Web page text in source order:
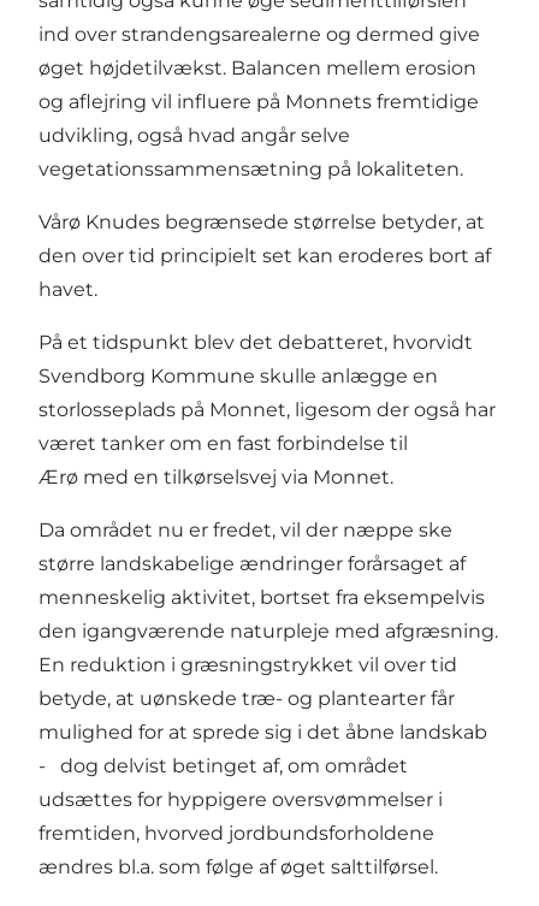
ind over strandengsarealerne og dermed give
øget højdetilvækst. Balancen mellem erosion
og aflejring vil influere på Monnets fremtidige
udvikling, også hvad angår selve
vegetationssammensætning på lokaliteten.
Vårø Knudes begrænsede størrelse betyder, at
den over tid principielt set kan eroderes bort af
havet.
På et tidspunkt blev det debatteret, hvorvidt
Svendborg Kommune skulle anlægge en
storlosseplads på Monnet, ligesom der også har
været tanker om en fast forbindelse til
Ærø med en tilkørselsvej via Monnet.
Da området nu er fredet, vil der næppe ske
større landskabelige ændringer forårsaget af
menneskelig aktivitet, bortset fra eksempelvis
den igangværende naturpleje med afgræsning.
En reduktion i græsningstrykket vil over tid
betyde, at uønskede træ- og plantearter får
mulighed for at sprede sig i det åbne landskab
- dog delvist betinget af, om området
udsættes for hyppigere oversvømmelser i
fremtiden, hvorved jordbundsforholdene
ændres bl.a. som følge af øget salttilførsel.